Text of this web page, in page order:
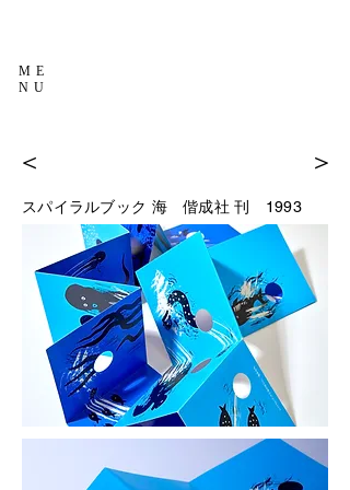
ME
NU
＜ ＞
スパイラルブック 海偕成社 刊 1993